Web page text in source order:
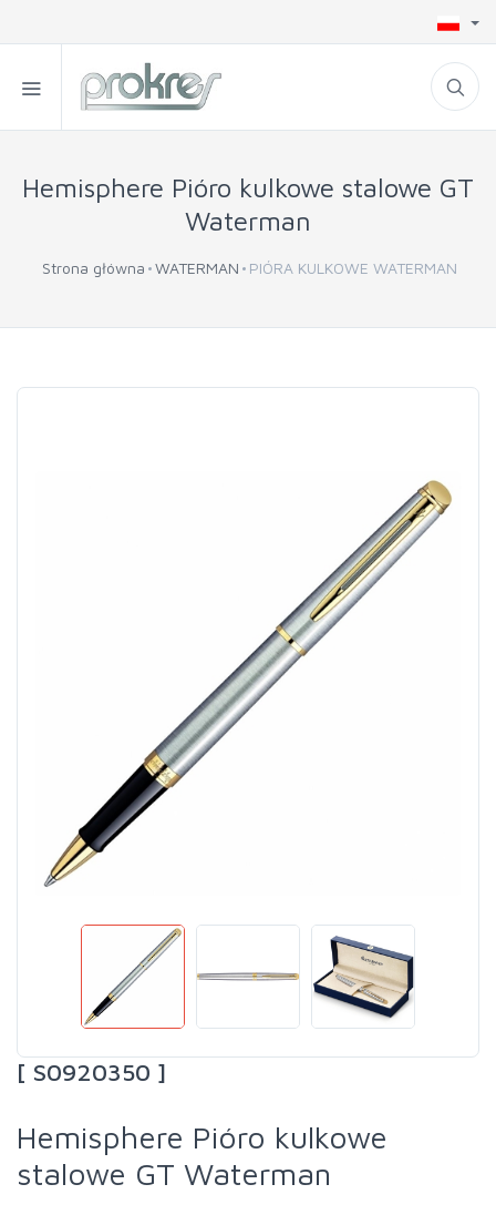
Hemisphere Pióro kulkowe stalowe GT
Waterman
Strona główna WATERMAN PIÓRA KULKOWE WATERMAN
[ S0920350 ]
Hemisphere Pióro kulkowe
stalowe GT Waterman